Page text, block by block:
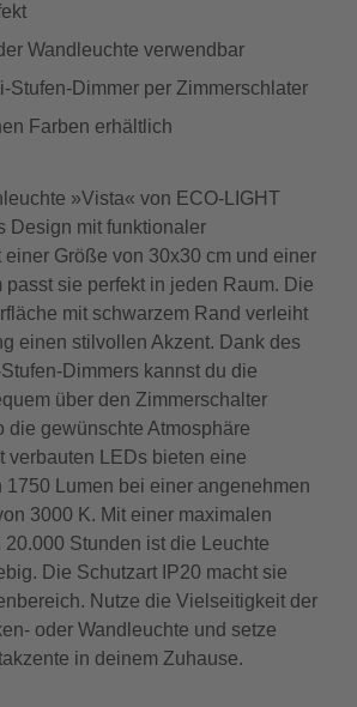
Wandleuchte verwendbar
Stufen-Dimmer per Zimmerschlater
Farben erhältlich
»Vista« von ECO-LIGHT
Design mit funktionaler
einer Größe von 30x30 cm und einer
passt sie perfekt in jeden Raum. Die
mit schwarzem Rand verleiht
einen stilvollen Akzent. Dank des
Dimmers kannst du die
über den Zimmerschalter
die gewünschte Atmosphäre
verbauten LEDs bieten eine
1750 Lumen bei einer angenehmen
3000 K. Mit einer maximalen
20.000 Stunden ist die Leuchte
Die Schutzart IP20 macht sie
Nutze die Vielseitigkeit der
oder Wandleuchte und setze
in deinem Zuhause.